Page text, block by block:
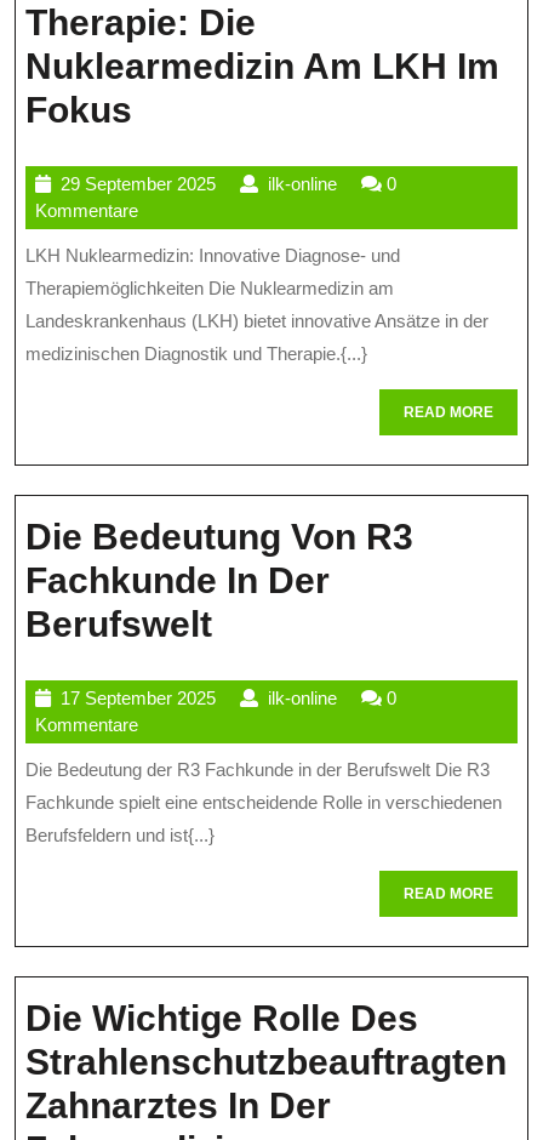
Therapie: Die
Nuklearmedizin Am LKH Im
Fokus
Und
Therapie:
Die
Nuklearmedizin
Am
Im
Fokus
29 September 202529
2025
ilk-onlineilk-
0
Kommentare
LKH Nuklearmedizin: Innovative Diagnose- und
Therapiemöglichkeiten Die Nuklearmedizin am
Landeskrankenhaus (LKH) bietet innovative Ansätze in der
medizinischen Diagnostik und Therapie.{...}
READ MOREREAD
MORE
Die Bedeutung Von R3
Fachkunde In Der
BerufsweltDie
Von
R3
Fachkunde
In
Berufswelt
17 September 202517
2025
ilk-onlineilk-
0
Kommentare
Die Bedeutung der R3 Fachkunde in der Berufswelt Die R3
Fachkunde spielt eine entscheidende Rolle in verschiedenen
Berufsfeldern und ist{...}
READ MOREREAD
MORE
Die Wichtige Rolle Des
Strahlenschutzbeauftragten
Zahnarztes In Der